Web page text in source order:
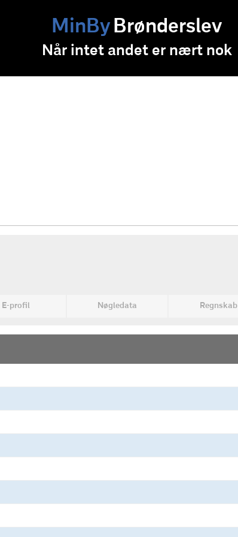
MinByBrønderslev
Når intet andet er nært nok
E-profil Nøgledata Regnskab